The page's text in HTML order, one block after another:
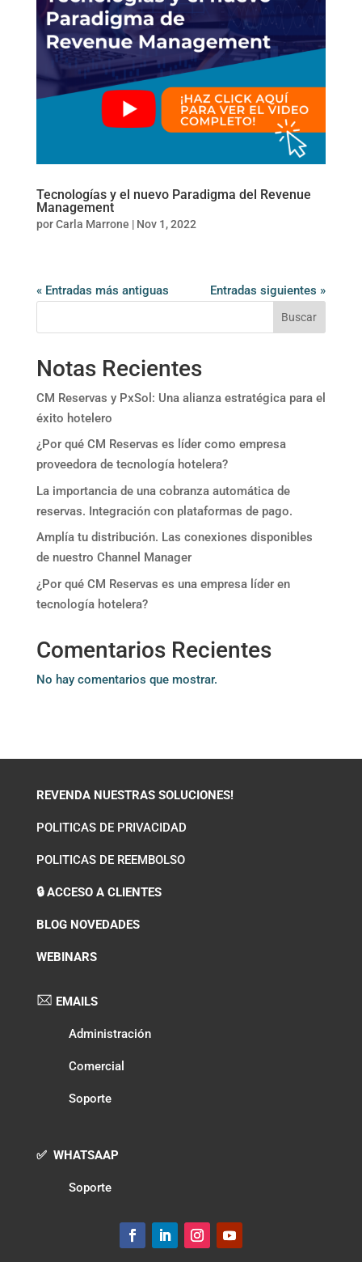
Tecnologías y el nuevo Paradigma del Revenue
Management
porCarla Marrone | Nov 1, 2022
« Entradas más antiguas Entradas siguientes »
Buscar
Notas Recientes
CM Reservas y PxSol: Una alianza estratégica para el
éxito hotelero
¿Por qué CM Reservas es líder como empresa
proveedora de tecnología hotelera?
La importancia de una cobranza automática de
reservas. Integración con plataformas de pago.
Amplía tu distribución. Las conexiones disponibles
de nuestro Channel Manager
¿Por qué CM Reservas es una empresa líder en
tecnología hotelera?
Comentarios Recientes
No hay comentarios que mostrar.
REVENDA NUESTRAS SOLUCIONES!
POLITICAS DE PRIVACIDAD
POLITICAS DE REEMBOLSO
🔒 ACCESO A CLIENTES
BLOG NOVEDADES
WEBINARS
EMAILS
Administración
Comercial
Soporte
✅ WHATSAAP
Soporte